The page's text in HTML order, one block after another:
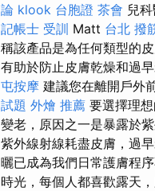
論 klook 台胞證 茶會 兒
記帳士 受訓 Matt 台北 撥
稱該產品是為任何類型的
有助於防止皮膚乾燥和過早
屯按摩 建議您在離開戶外
試題 外燴 推薦 要選擇理
變老，原因之一是暴露於紫
紫外線射線耗盡皮膚，過
曬已成為我們日常護膚程
時光，每個人都喜歡露天